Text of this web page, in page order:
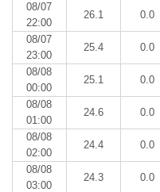
08/07
22:00
26.1 0.0
08/07
23:00
25.4 0.0
08/08
00:00
25.1 0.0
08/08
01:00
24.6 0.0
08/08
02:00
24.4 0.0
08/08
03:00
24.3 0.0